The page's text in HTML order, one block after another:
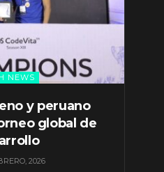
NEWS
y peruano
global de
2026